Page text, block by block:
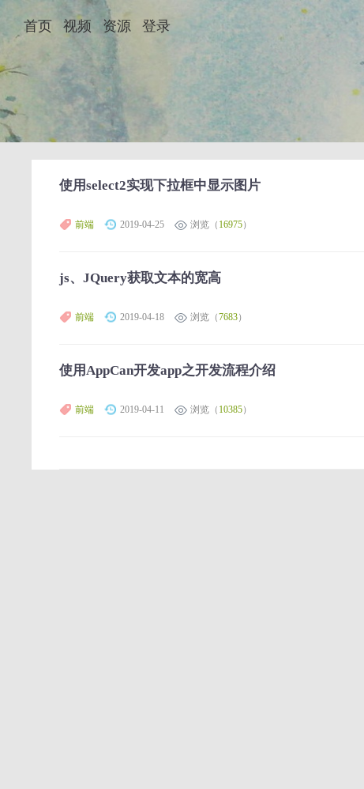
首页 视频 资源 登录
使用select2实现下拉框中显示图片
前端 2019-04-25 浏览（ 16975）
js、JQuery获取文本的宽高
前端 2019-04-18 浏览（7683）
使用AppCan开发app之开发流程介绍
前端 2019-04-11 浏览（ 10385）